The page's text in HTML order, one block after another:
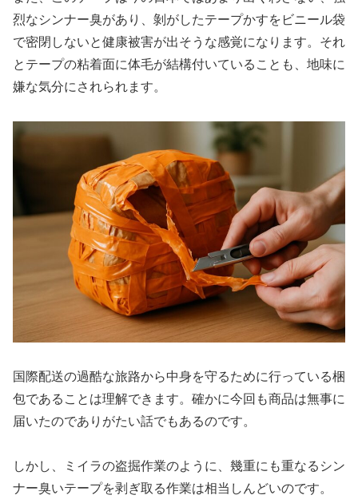
烈なシンナー臭があり、剝がしたテープかすをビニール袋
で密閉しないと健康被害が出そうな感覚になります。それ
とテープの粘着面に体毛が結構付いていることも、地味に
嫌な気分にされられます。
国際配送の過酷な旅路から中身を守るために行っている梱
包であることは理解できます。確かに今回も商品は無事に
届いたのでありがたい話でもあるのです。
しかし、ミイラの盗掘作業のように、幾重にも重なるシン
ナー臭いテープを剥ぎ取る作業は相当しんどいのです。